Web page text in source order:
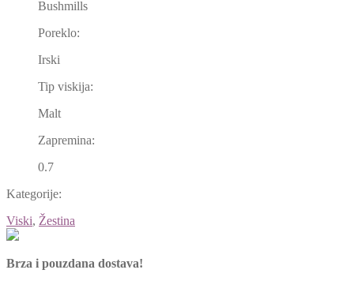
Bushmills
Poreklo:
Irski
Tip viskija:
Malt
Zapremina:
0.7
Kategorije:
Viski, Žestina
Brza i pouzdana dostava!